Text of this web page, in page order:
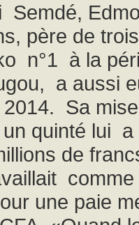
Semdé,
père de
n°1 à la
a aussi
Sa
quinté lui a
de
comme
une paie